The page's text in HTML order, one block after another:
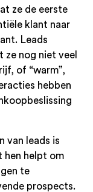
ze de eerste
klant naar
Leads
ze nog niet veel
of “warm”,
hebben
van leads is
hen helpt om
te
prospects.